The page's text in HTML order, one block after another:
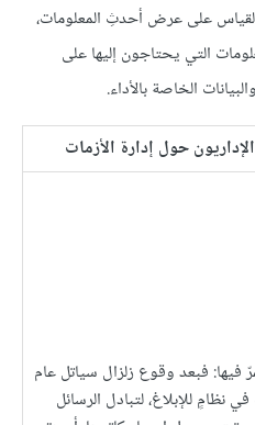
على عرض أحدثِ المعلومات،
التي يحتاجون إليها على
الخاصة بالأداء.
حول إدارة الأزمات
فيها: فبعد وقوع زلزال سياتل عام
في نظامٍ للإبلاغ، لتبادل الرسائل